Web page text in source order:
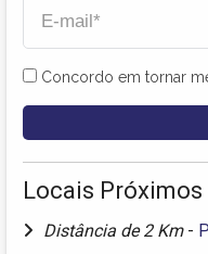
Concordo em tornar
Locais Próximos
Distância de 2 Km -